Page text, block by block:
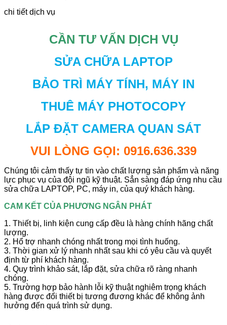
chi tiết dịch vụ
CẦN TƯ VẤN DỊCH VỤ
SỬA CHỮA LAPTOP
BẢO TRÌ MÁY TÍNH, MÁY IN
THUÊ MÁY PHOTOCOPY
LẮP ĐẶT CAMERA QUAN SÁT
VUI LÒNG GỌI: 0916.636.339
Chúng tôi cảm thấy tự tin vào chất lượng sản phẩm và năng
lực phục vụ của đội ngũ kỹ thuật. Sẳn sàng đáp ứng nhu cầu
sửa chữa LAPTOP, PC, máy in, của quý khách hàng.
CAM KẾT CỦA PHƯƠNG NGÂN PHÁT
1. Thiết bị, linh kiện cung cấp đều là hàng chính hãng chất
lượng.
2. Hổ trợ nhanh chóng nhất trong mọi tình huống.
3. Thời gian xử lý nhanh nhất sau khi có yêu cầu và quyết
định từ phí khách hàng.
4. Quy trình khảo sát, lắp đặt, sửa chữa rõ ràng nhanh
chóng.
5. Trường hợp bảo hành lỗi kỹ thuật nghiêm trọng khách
hàng được đổi thiết bị tương đương khác để không ảnh
hưởng đến quá trình sử dụng.